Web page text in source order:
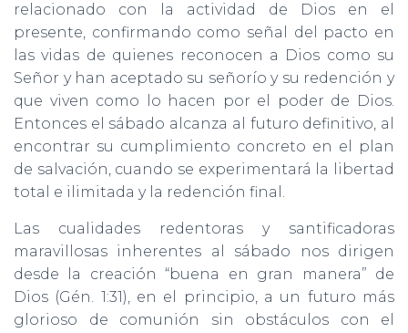
relacionado con la actividad de Dios en el
presente, confirmando como señal del pacto en
las vidas de quienes reconocen a Dios como su
Señor y han aceptado su señorío y su redención y
que viven como lo hacen por el poder de Dios.
Entonces el sábado alcanza al futuro definitivo, al
encontrar su cumplimiento concreto en el plan
de salvación, cuando se experimentará la libertad
total e ilimitada y la redención final.
Las cualidades redentoras y santificadoras
maravillosas inherentes al sábado nos dirigen
desde la creación “buena en gran manera” de
Dios (Gén. 1:31), en el principio, a un futuro más
glorioso de comunión sin obstáculos con el